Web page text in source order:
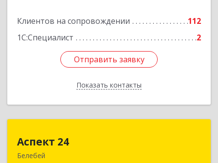
Клиентов на сопровождении
112
1С:Специалист
2
Отправить заявку
Показать контакты
Отправить заявку
Назад
Аспект 24
Белебей452000, Башкортостан Респ, Белебей г, им